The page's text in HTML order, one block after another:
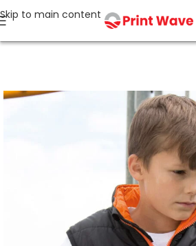
Skip to main content